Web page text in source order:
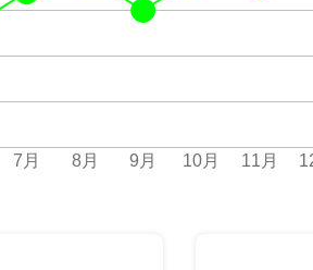
7月 8月 9月 10月 11月